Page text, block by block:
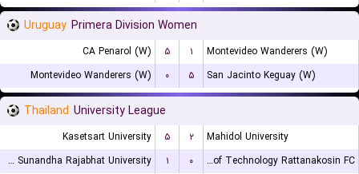
Uruguay Primera Division Women
CA Penarol (W) ۵ ۱
Montevideo Wanderers (W)
Montevideo Wanderers (W)
۰ ۵ San Jacinto Keguay (W)
Thailand University League
Kasetsart University ۵ ۲
Mahidol University
Suan Sunandha Rajabhat University
۱ ۰ Rajamangala University of Technology Rattanakosin FC